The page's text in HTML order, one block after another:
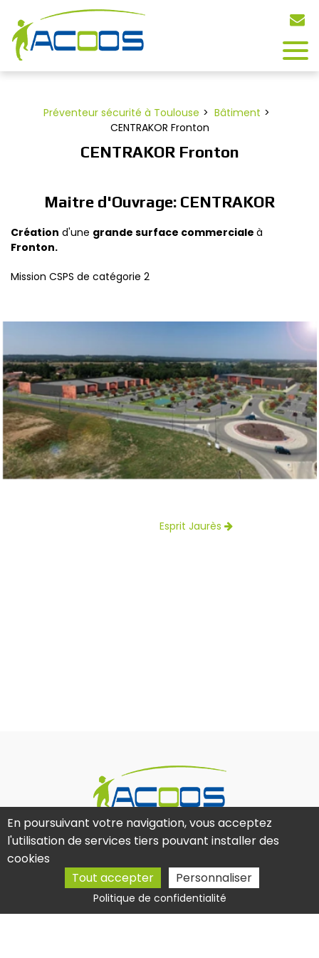
Préventeur sécurité à Toulouse
Bâtiment
CENTRAKOR Fronton
CENTRAKOR Fronton
Maitre d'Ouvrage: CENTRAKOR
Création d'une grande surface commerciale à
Fronton.
Mission CSPS de catégorie 2
Esprit Jaurès
18 Rue des Cosmonautes, 31400 Toulouse
05 61 36 59 38
contact@acoos.fr
Panneau de gestion des cookies
En poursuivant votre navigation, vous acceptez
l'utilisation de services tiers pouvant installer des
cookies
Tout accepter
Personnaliser
Politique de confidentialité